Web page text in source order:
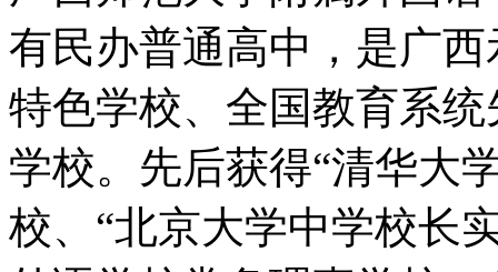
有民办普通高中，是广
特色学校、全国教育系
学校。先后获得“清华大
校、“北京大学中学校长